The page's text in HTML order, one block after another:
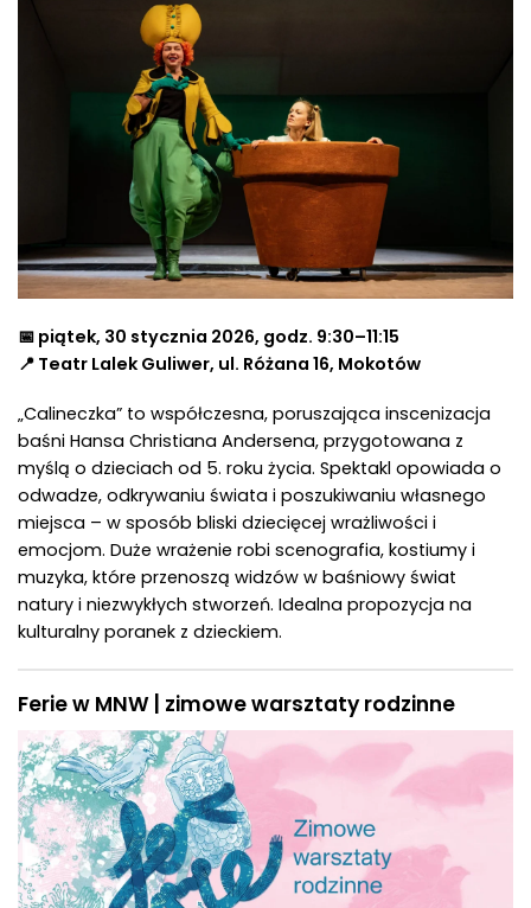
📅 piątek, 30 stycznia 2026, godz. 9:30–11:15
📍 Teatr Lalek Guliwer, ul. Różana 16, Mokotów
„Calineczka” to współczesna, poruszająca inscenizacja
baśni Hansa Christiana Andersena, przygotowana z
myślą o dzieciach od 5. roku życia. Spektakl opowiada o
odwadze, odkrywaniu świata i poszukiwaniu własnego
miejsca – w sposób bliski dziecięcej wrażliwości i
emocjom. Duże wrażenie robi scenografia, kostiumy i
muzyka, które przenoszą widzów w baśniowy świat
natury i niezwykłych stworzeń. Idealna propozycja na
kulturalny poranek z dzieckiem.
Ferie w MNW | zimowe warsztaty rodzinne